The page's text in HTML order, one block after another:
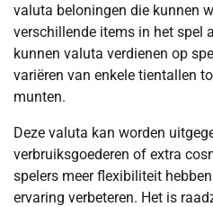
valuta beloningen die kunnen
verschillende items in het spel
kunnen valuta verdienen op
variëren van enkele tientallen
munten.
Deze valuta kan worden
verbruiksgoederen of extra
spelers meer flexibiliteit
ervaring verbeteren. Het is